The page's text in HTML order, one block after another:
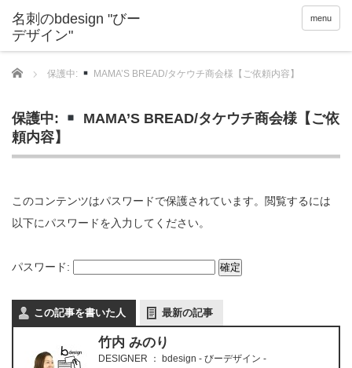
menu
Home 保護中: MAMA’S BREAD/タケウチ商会様【ご依頼内容】
保護中:
MAMA’S BREAD/タケウチ商会様【ご依
頼内容】
このコンテンツはパスワードで保護されています。閲覧するには
以下にパスワードを入力してください。
パスワード:
この記事を書いた人 最新の記事
竹内 みのり
DESIGNER ： bdesign - びーデザイン -